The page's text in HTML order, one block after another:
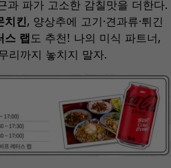
과 파가 고소한 감칠맛을 더한다.
치킨, 양상추에 고기·견과류·튀긴
스 랩 도 추천! 나의 미식 파트너,
리까지 놓치지 말자.